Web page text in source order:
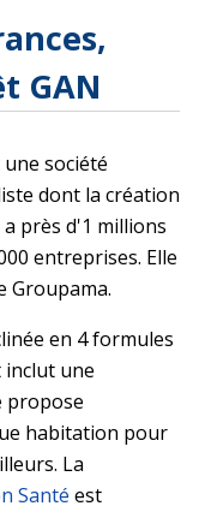
GAN
société
dont la création
près d'1 millions
entreprises. Elle
Groupama.
en 4 formules
inclut une
propose
habitation pour
La
Santé est